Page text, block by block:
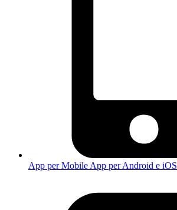
App per Mobile App per Android e iOS